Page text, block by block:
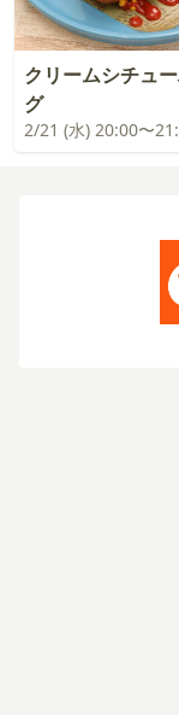
クリームシチュ
グ
2/21 (水) 20:00〜